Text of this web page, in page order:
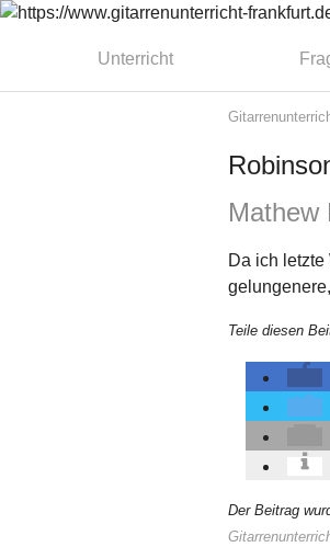
Unterricht
Mathew
Da ich
Teile diesen
Der Beitrag